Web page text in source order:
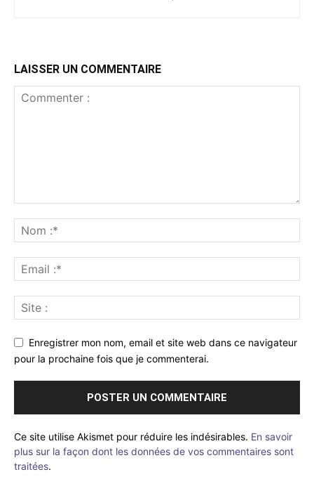
LAISSER UN COMMENTAIRE
Enregistrer mon nom, email et site web dans ce navigateur
pour la prochaine fois que je commenterai.
Ce site utilise Akismet pour réduire les indésirables. En savoir
plus sur la façon dont les données de vos commentaires sont
traitées.